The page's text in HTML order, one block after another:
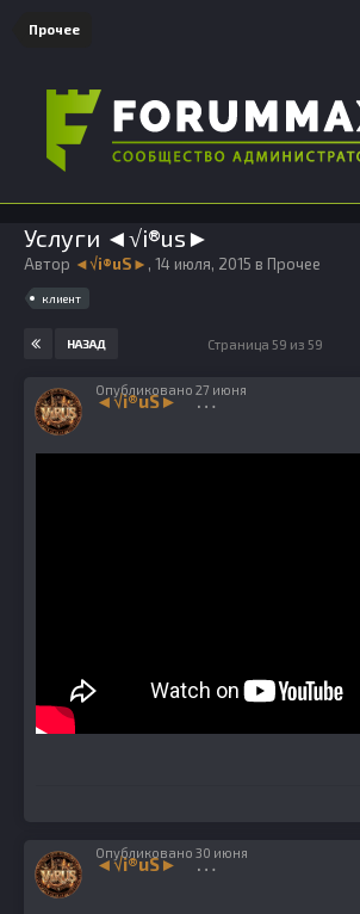
Прочее
Услуги ◄√i®us►
Автор ◄√i®uS► , 14 июля, 2015 в Прочее
клиент
НАЗАД Страница 59 из 59
◄√i®uS► 1224
Опубликовано 27 июня
◄√i®uS► 1224
Опубликовано 30 июня